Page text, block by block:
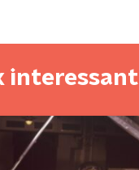
interessant